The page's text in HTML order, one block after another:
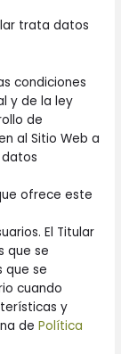
trata datos
condiciones
y de la ley
de
al Sitio Web a
ofrece este
El Titular
que se
que se
cuando
y
dePolítica